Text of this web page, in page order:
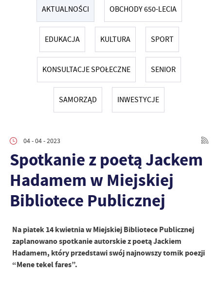
AKTUALNOŚCI OBCHODY 650-LECIA
EDUKACJA KULTURA SPORT
KONSULTACJE SPOŁECZNE SENIOR
SAMORZĄD INWESTYCJE
04 - 04 - 2023
Spotkanie z poetą Jackem
Hadamem w Miejskiej
Bibliotece Publicznej
Na piatek 14 kwietniaw Miejskiej Bibliotece Publicznej
zaplanowano spotkanie autorskie z poetą Jackiem
Hadamem, który przedstawi swój najnowszy tomik poezji
“Mene tekel fares”.